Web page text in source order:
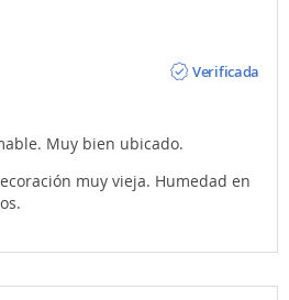
Verificada
Muy bien ubicado.
muy vieja. Humedad en